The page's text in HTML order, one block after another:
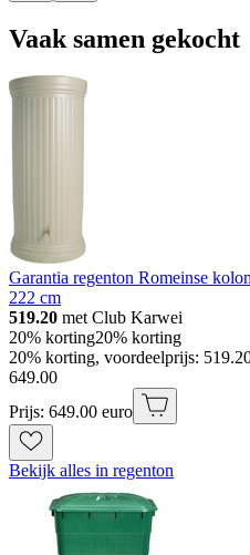
Vaak samen gekocht
Garantia regenton Romeinse
222 cm
519.20 met Club Karwei
20% korting20% korting
20% korting, voordeelprijs:
649.00
Prijs: 649.00 euro
Bekijk alles in regenton